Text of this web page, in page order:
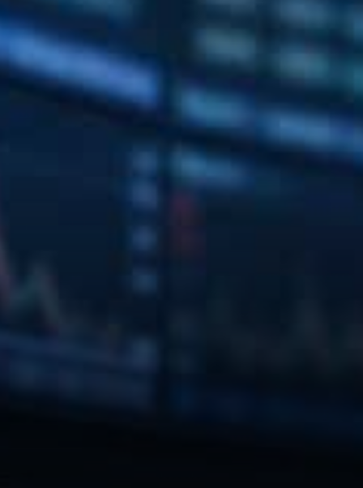
Plusieurs entreprises sud-
coréennes ont choisi de se
distancier de l'initiative OUSD.
Ce recul reflète une hésitation
plus large dans l'industrie
quant à une implication